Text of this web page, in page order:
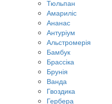
Тюльпан
Амариліс
Ананас
Антуріум
Альстромерія
Бамбук
Брассіка
Брунія
Ванда
Гвоздика
Гербера